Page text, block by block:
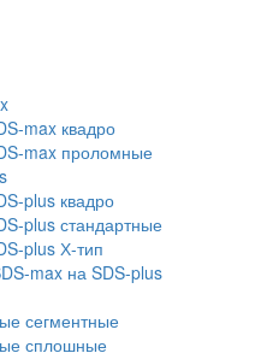
max квадро
max проломные
plus квадро
plus стандартные
plus Х-тип
max на SDS-plus
сегментные
сплошные